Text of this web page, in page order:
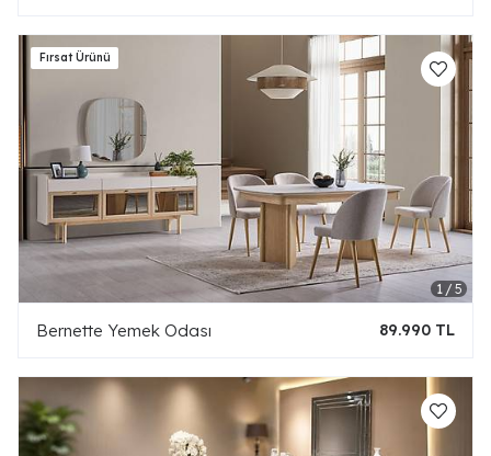
Bernette Yemek Odası 89.990 TL